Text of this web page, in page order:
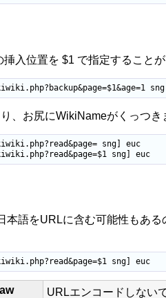
入位置を $1 で指定すること
、お尻にWikiNameがくっつき
sng] euc
sng] euc
本語をURLに含む可能性もあ
sng] euc
URLエンコードしない